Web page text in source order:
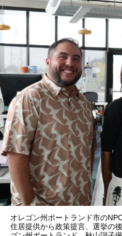
オレゴン州ポートランド市の
住居提供から政策提言、選挙の